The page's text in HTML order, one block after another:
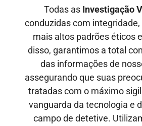
Todas asInvestigação
conduzidas com
mais altos padrões éticos
disso, garantimos a total
das informações de
assegurando que suas
tratadas com o máximo
vanguarda da tecnologia e
campo de detetive.